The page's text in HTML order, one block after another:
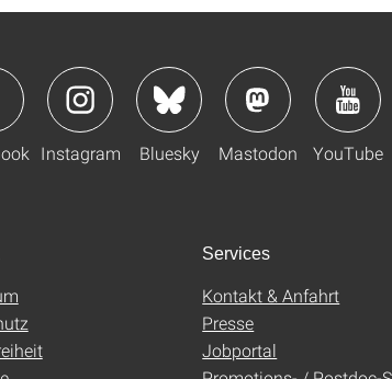
Instagram Bluesky Mastodon YouTube
Services
Kontakt & Anfahrt
Presse
Jobportal